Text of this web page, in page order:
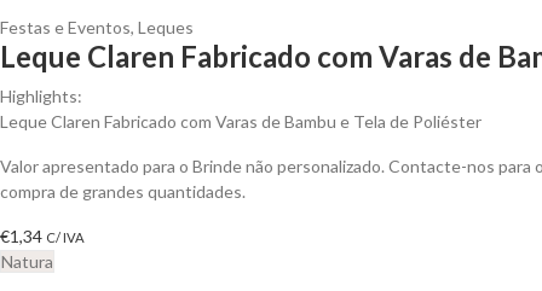
Festas e Eventos, Leques
Leque Claren Fabricado com Varas de
Highlights:
Leque Claren Fabricado com Varas de Bambu e Tela de Poliéster
Valor apresentado para o Brinde não personalizado. Contacte-nos para
compra de grandes quantidades.
€1,34 C/ IVA
Natura